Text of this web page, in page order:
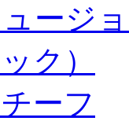
ージ
ク）
ーフ